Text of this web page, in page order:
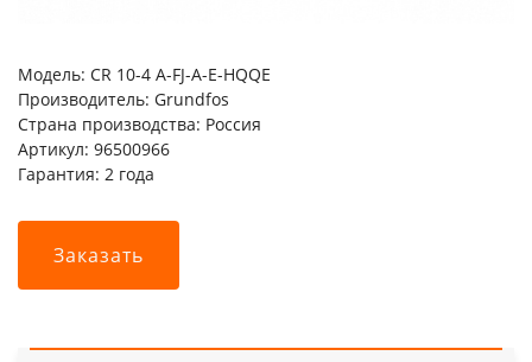
Модель: CR 10-4 A-FJ-A-E-HQQE
Производитель: Grundfos
Страна производства: Россия
Артикул: 96500966
Гарантия: 2 года
Заказать